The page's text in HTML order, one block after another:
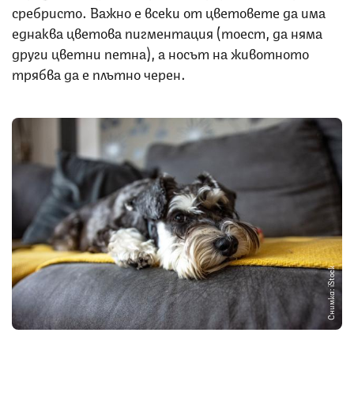
сребристо. Важно е всеки от цветовете да има
еднаква цветова пигментация (тоест, да няма
други цветни петна), а носът на животното
трябва да е плътно черен.
Снимка: iStock